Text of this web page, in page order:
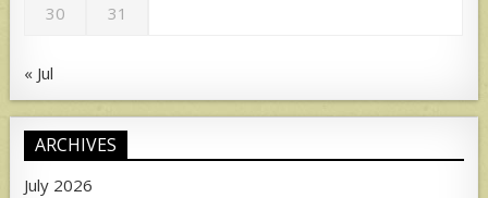
30 31
« Jul
ARCHIVES
July 2026